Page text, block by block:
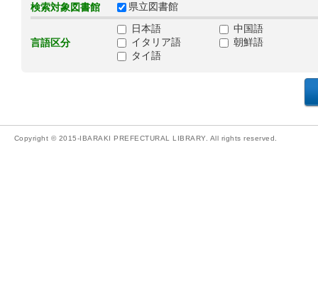
検索対象図書館 県立図書館
言語区分
日本語
中国語
イタリア語
朝鮮語
タイ語
Copyright © 2015-IBARAKI PREFECTURAL LIBRARY. All rights reserved.